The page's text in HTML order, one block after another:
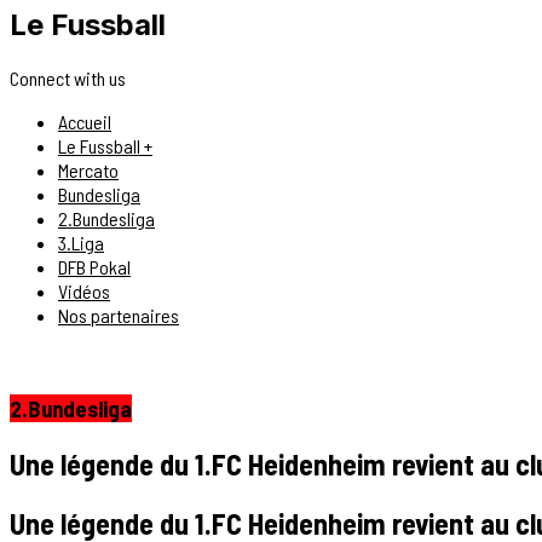
Le Fussball
Connect with us
Accueil
Le Fussball +
Mercato
Bundesliga
2.Bundesliga
3.Liga
DFB Pokal
Vidéos
Nos partenaires
2.Bundesliga
Une légende du 1.FC Heidenheim revient au
Une légende du 1.FC Heidenheim revient au